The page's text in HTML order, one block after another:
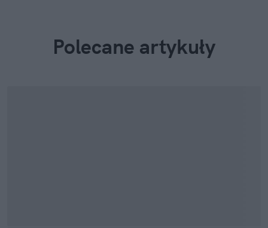
Polecane artykuły